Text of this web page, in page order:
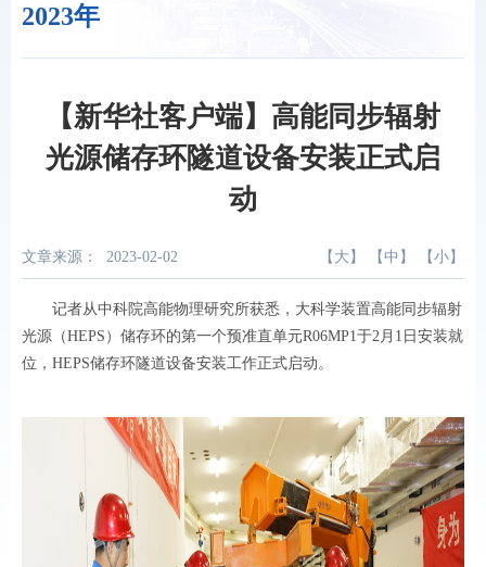
2023年
【新华社客户端】高能同步辐射
光源储存环隧道设备安装正式启
动
文章来源： 2023-02-02 【 大 】 【 中 】 【 小 】
记者从中科院高能物理研究所获悉，大科学装置高能同步辐射
光源（HEPS）储存环的第一个预准直单元R06MP1于2月1日安装就
位，HEPS储存环隧道设备安装工作正式启动。